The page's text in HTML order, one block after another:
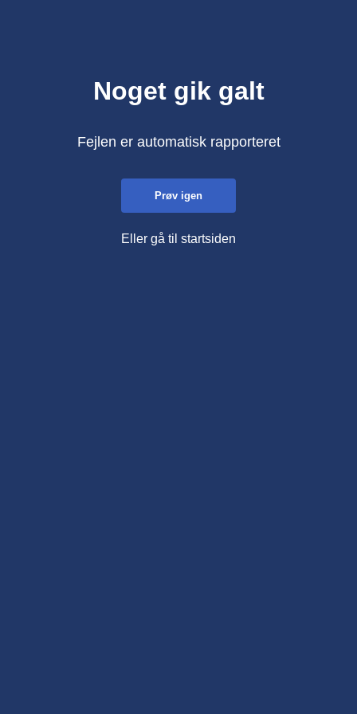
Noget gik galt
Fejlen er automatisk rapporteret
Prøv igen
Eller gå til startsiden